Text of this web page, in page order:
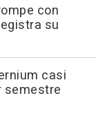
con
su
casi
semestre